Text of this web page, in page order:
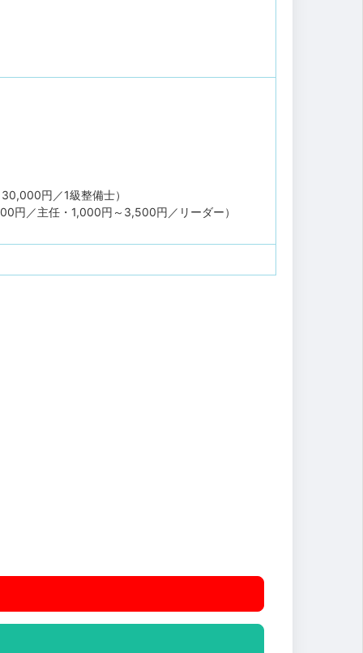
円／1級整備士）
／主任・1,000円～3,500円／リーダー）